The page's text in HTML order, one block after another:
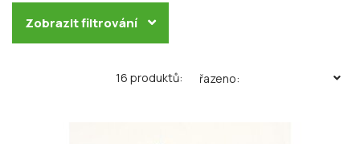
Zobrazit filtrování
16 produktů: řazeno: